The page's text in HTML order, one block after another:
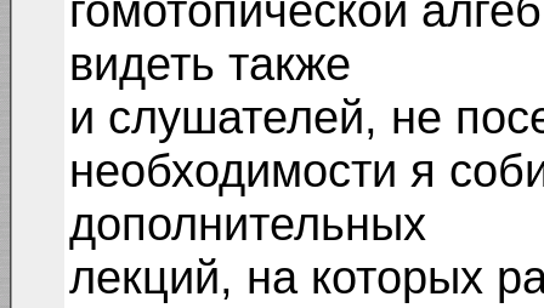
гомотопической
видеть также
и слушателей, не
необходимости я
дополнительных
лекций, на которых